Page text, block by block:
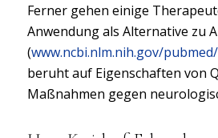
Ferner gehen einige
Anwendung als Alternative zu
(www.ncbi.nlm.nih.gov/
beruht auf Eigenschaften von
Maßnahmen gegen